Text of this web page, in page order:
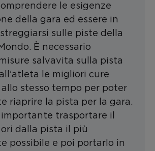
le esigenze
della gara ed essere in
sulle piste della
È necessario
salvavita sulla pista
le migliori cure
stesso tempo per poter
riaprire la pista per la gara.
trasportare il
dalla pista il più
possibile e poi portarlo in